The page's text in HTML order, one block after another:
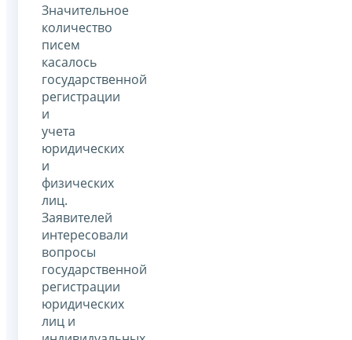
Значительное
количество
писем
касалось
государственной
регистрации
и
учета
юридических
и
физических
лиц.
Заявителей
интересовали
вопросы
государственной
регистрации
юридических
лиц и